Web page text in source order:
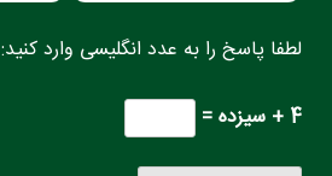
لطفا پاسخ را به عدد انگلیسی وارد کنید:
4 + سیزده =